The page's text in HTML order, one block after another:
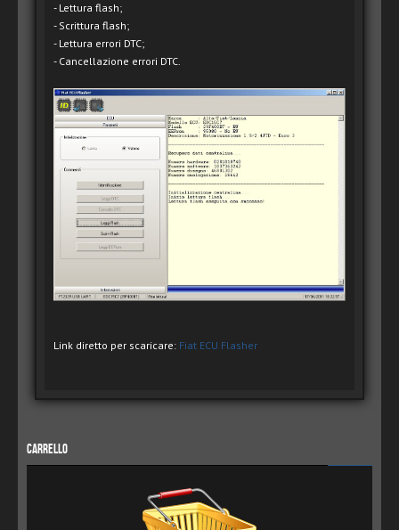
- Lettura flash;
- Scrittura flash;
- Lettura errori DTC;
- Cancellazione errori DTC.
Link diretto per scaricare: Fiat ECU Flasher
Carrello